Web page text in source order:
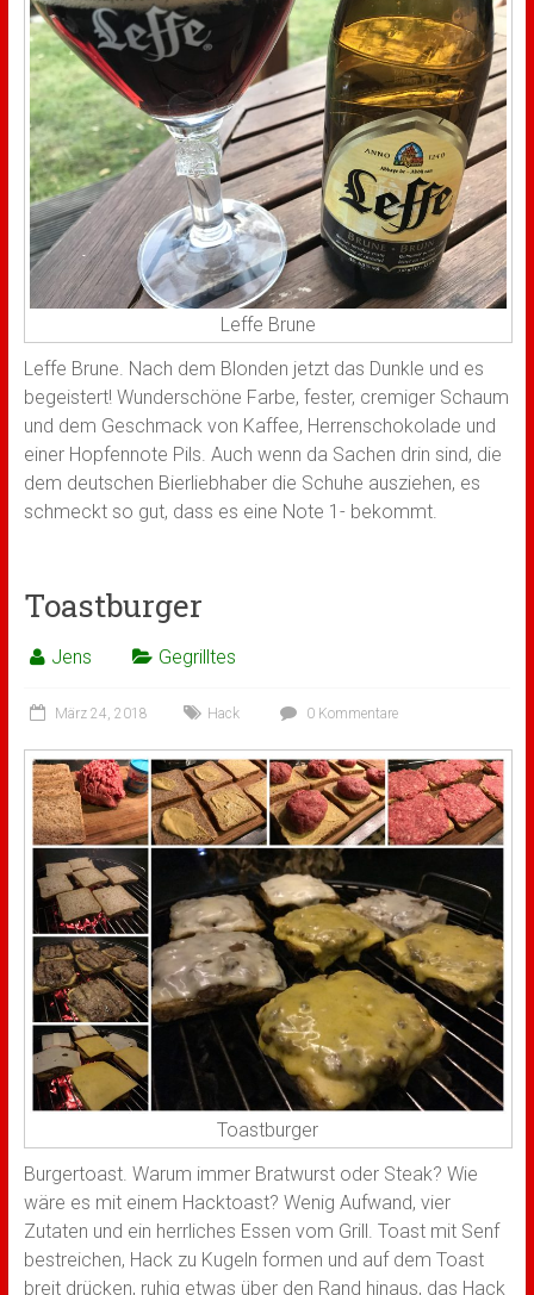
Leffe Brune
Leffe Brune. Nach dem Blonden jetzt das Dunkle und es
begeistert! Wunderschöne Farbe, fester, cremiger Schaum
und dem Geschmack von Kaffee, Herrenschokolade und
einer Hopfennote Pils. Auch wenn da Sachen drin sind, die
dem deutschen Bierliebhaber die Schuhe ausziehen, es
schmeckt so gut, dass es eine Note 1- bekommt.
Toastburger
Jens Gegrilltes
März 24, 2018 Hack 0 Kommentare
Toastburger
Burgertoast. Warum immer Bratwurst oder Steak? Wie
wäre es mit einem Hacktoast? Wenig Aufwand, vier
Zutaten und ein herrliches Essen vom Grill. Toast mit Senf
bestreichen, Hack zu Kugeln formen und auf dem Toast
breit drücken, ruhig etwas über den Rand hinaus, das Hack